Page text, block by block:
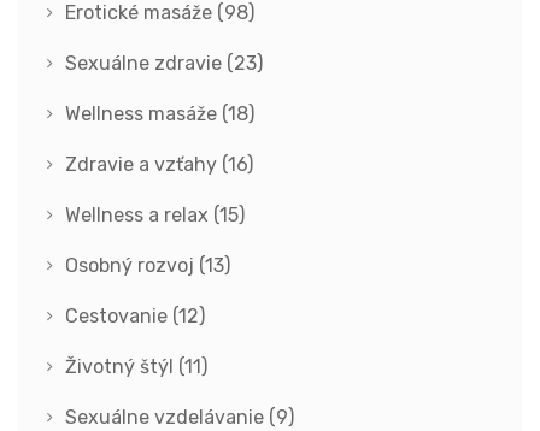
Erotické masáže (98)
Sexuálne zdravie (23)
Wellness masáže (18)
Zdravie a vzťahy (16)
Wellness a relax (15)
Osobný rozvoj (13)
Cestovanie (12)
Životný štýl (11)
Sexuálne vzdelávanie (9)